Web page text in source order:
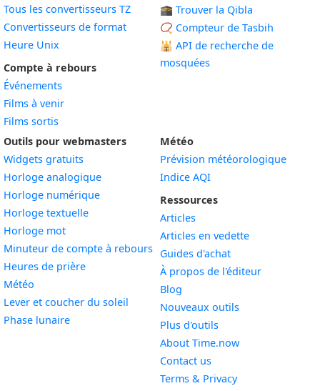
Tous les convertisseurs TZ
Convertisseurs de format
Heure Unix
Compte à rebours
Événements
Films à venir
Films sortis
🕋 Trouver la Qibla
📿 Compteur de Tasbih
🕌 API de recherche de
mosquées
Outils pour webmasters
Widgets gratuits
Horloge analogiqueWidget
Horloge numériqueWidget
Horloge textuelleWidget
Horloge motWidget
Minuteur de compte à rebours Widget
Heures de prièreWidget
Météo
Lever et coucher du soleil
Phase lunaireWidget
Météo
Prévision météorologique
Indice AQI
Ressources
Articles
Articles en vedette
Guides d'achat
À propos de l'éditeur
Blog
Nouveaux outils
Plus d'outils
About Time.now
Contact us
Terms & Privacy